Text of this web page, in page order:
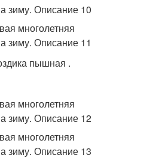
пышная .